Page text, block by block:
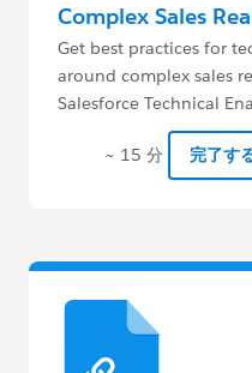
Complex Sales
Get best practices for
around complex sales
Salesforce Technical
~ 15 分 完了す